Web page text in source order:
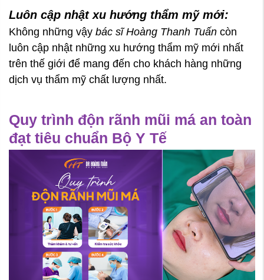
Luôn cập nhật xu hướng thẩm mỹ mới:
Không những vậy bác sĩ Hoàng Thanh Tuấn còn
luôn cập nhật những xu hướng thẩm mỹ mới nhất
trên thế giới để mang đến cho khách hàng những
dịch vụ thẩm mỹ chất lượng nhất.
Quy trình độn rãnh mũi má an toàn
đạt tiêu chuẩn Bộ Y Tế